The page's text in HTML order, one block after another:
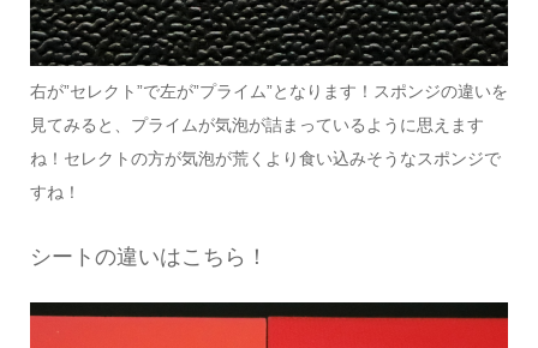
右が”セレクト”で左が”プライム”となります！スポンジの違いを
見てみると、プライムが気泡が詰まっているように思えます
ね！セレクトの方が気泡が荒くより食い込みそうなスポンジで
すね！
シートの違いはこちら！